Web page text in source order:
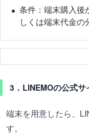
条件：端末購入後
しくは端末代金
3．LINEMOの公式
端末を用意したら、
す。